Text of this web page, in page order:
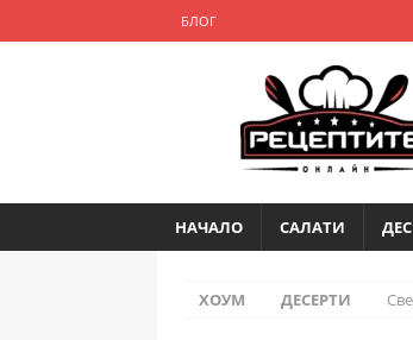
БЛОГ
НАЧАЛО САЛАТИ
ХОУМ ДЕСЕРТИ